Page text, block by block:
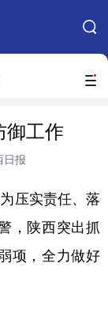
山西
江西
御工作
日报
压实责任、落
，陕西突出抓
项，全力做好